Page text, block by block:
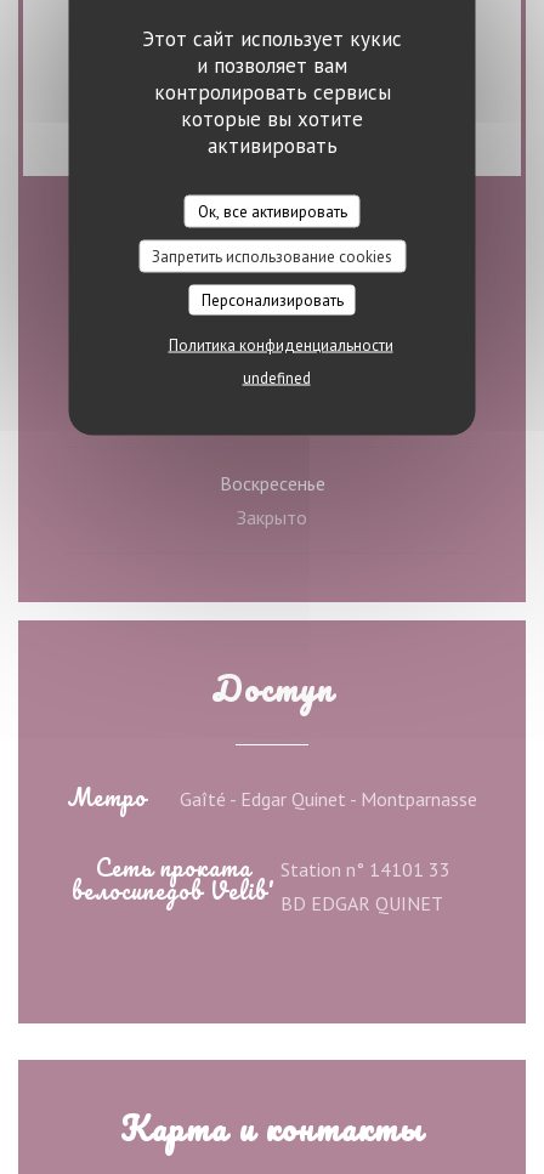
Этот сайт использует кукис
и позволяет вам
контролировать сервисы
которые вы хотите
активировать
Ок, все активировать
Запретить использование cookies
Персонализировать
Политика конфиденциальности
undefined
Contact, Eurocard / Mastercard, ресторан Titres,
Денежные средства, виза, American Express,
Дебетовая карточка
Часы работы
П�-С�
Воскресенье
Закрыто
Доступ
Метро Gaîté - Edgar Quinet - Montparnasse
Сеть проката
велосипедов Velib'
Station n° 14101 33
BD EDGAR QUINET
Карта и контакты